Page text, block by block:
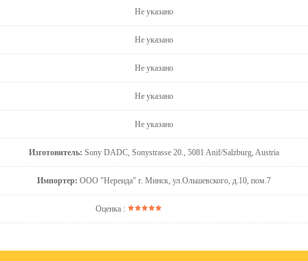
Не указано
Не указано
Не указано
Не указано
Не указано
Изготовитель: Sony DADC, Sonystrasse 20., 5081 Anif/Salzburg, Austria
Импортер: ООО "Нереида" г. Минск, ул.Ольшевского, д.10, пом.7
Оценка :